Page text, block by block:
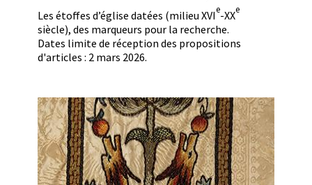
Résumé
Les étoffes d’église datées (milieu XVIe-XXe
siècle), des marqueurs pour la recherche.
Dates limite de réception des propositions
d'articles : 2 mars 2026.
Image